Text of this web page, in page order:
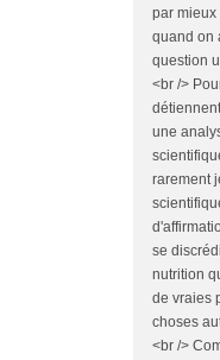
par
quand on
question
<br />
une
rarement
se
nutrition
de vraies
choses
<br />